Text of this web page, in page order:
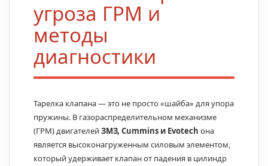
угроза ГРМ и
методы
диагностики
Тарелка клапана — это не просто «шайба» для упора
пружины. В газораспределительном механизме
(ГРМ) двигателейЗМЗ, Cummins и Evotech она
является высоконагруженным силовым элементом,
который удерживает клапан от падения в цилиндр